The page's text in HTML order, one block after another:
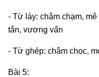
- Từ láy: chậm chạm,
tắn, vương vấn
- Từ ghép: châm chọc,
Bài 5: